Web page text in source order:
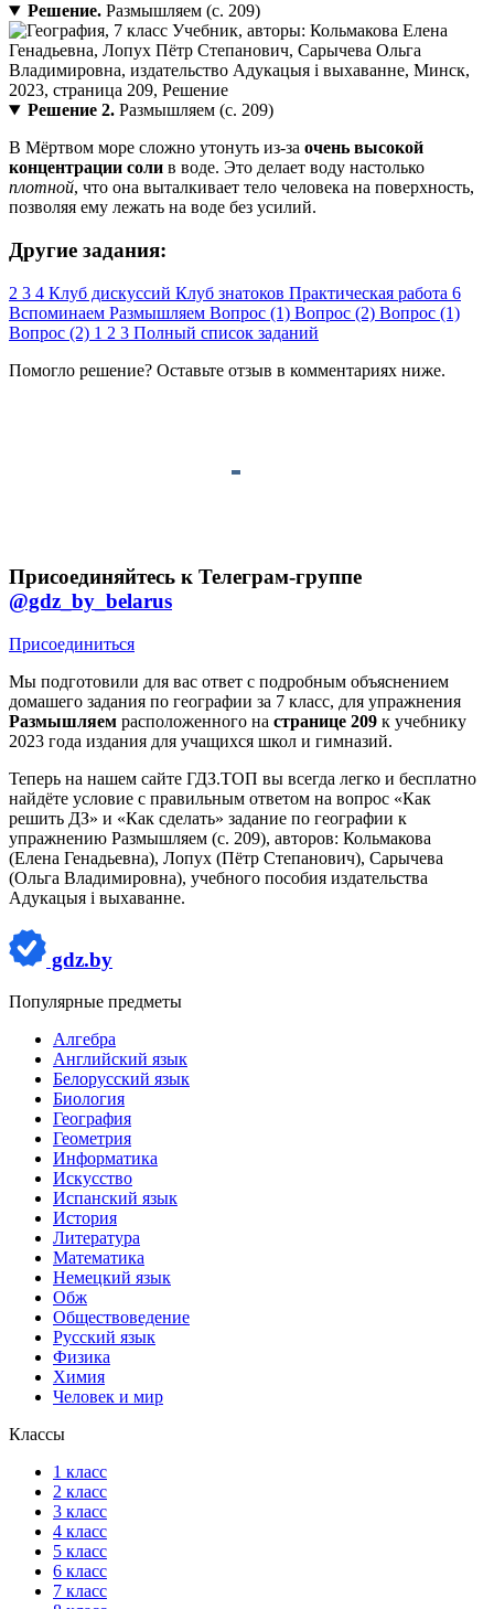
Решение.Размышляем (с. 209)
Решение 2.Размышляем (с. 209)
В Мёртвом море сложно утонуть из-за очень высокой
концентрации соли в воде. Это делает воду настолько
плотной, что она выталкивает тело человека на поверхность,
позволяя ему лежать на воде без усилий.
Другие задания:
2 3 4 Клуб дискуссий Клуб знатоков Практическая работа 6
Вспоминаем Размышляем Вопрос (1) Вопрос (2) Вопрос (1)
Вопрос (2) 1 2 3 Полный список заданий
Помогло решение? Оставьте отзыв в комментариях ниже.
Присоединяйтесь к Телеграм-группе
@gdz_by_belarus
Присоединиться
Мы подготовили для вас ответ c подробным объяснением
домашего задания по географии за 7 класс, для упражнения
Размышляем расположенного на странице 209 к учебнику
2023 года издания для учащихся школ и гимназий.
Теперь на нашем сайте ГДЗ.ТОП вы всегда легко и бесплатно
найдёте условие с правильным ответом на вопрос «Как
решить ДЗ» и «Как сделать» задание по географии к
упражнению Размышляем (с. 209), авторов: Кольмакова
(Елена Генадьевна), Лопух (Пётр Степанович), Сарычева
(Ольга Владимировна), учебного пособия издательства
Адукацыя i выхаванне.
gdz.by
Популярные предметы
Алгебра
Английский язык
Белорусский язык
Биология
География
Геометрия
Информатика
Искусство
Испанский язык
История
Литература
Математика
Немецкий язык
Обж
Обществоведение
Русский язык
Физика
Химия
Человек и мир
Классы
1 класс
2 класс
3 класс
4 класс
5 класс
6 класс
7 класс